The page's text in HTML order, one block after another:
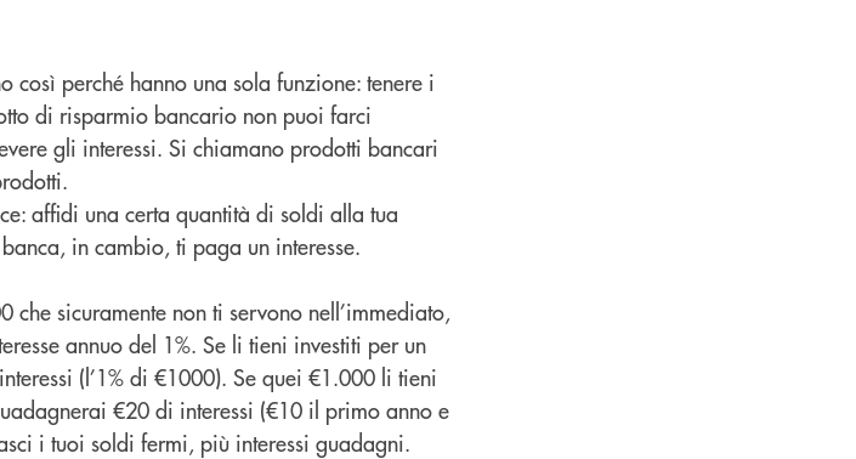
perché hanno una sola funzione: tenere i
di risparmio bancario non puoi farci
gli interessi. Si chiamano prodotti bancari
affidi una certa quantità di soldi alla tua
in cambio, ti paga un interesse.
che sicuramente non ti servono nell’immediato,
annuo del 1%. Se li tieni investiti per un
(l’1% di €1000). Se quei €1.000 li tieni
€20 di interessi (€10 il primo anno e
i tuoi soldi fermi, più interessi guadagni.